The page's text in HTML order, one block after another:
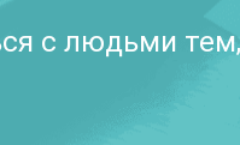
с людьми